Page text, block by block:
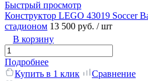
Быстрый просмотр
Конструктор LEGO 43019 Soccer
стадионом 13 500 руб. / шт
В корзину
Подробнее
Купить в 1 клик
Сравнение